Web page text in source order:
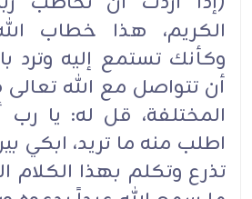
الكريم، هذا خطاب
وكأنك تستمع إليه وترد
أن تتواصل مع الله تعالى
المختلفة، قل له: يا رب
اطلب منه ما تريد، ابكي
تذرع وتكلم بهذا الكلام